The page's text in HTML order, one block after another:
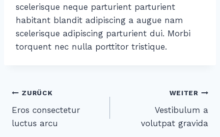
scelerisque neque parturient parturient
habitant blandit adipiscing a augue nam
scelerisque adipiscing parturient dui. Morbi
torquent nec nulla porttitor tristique.
Beitragsnavigation
ZURÜCK
Eros consectetur
luctus arcu
WEITER
Vestibulum a
volutpat gravida